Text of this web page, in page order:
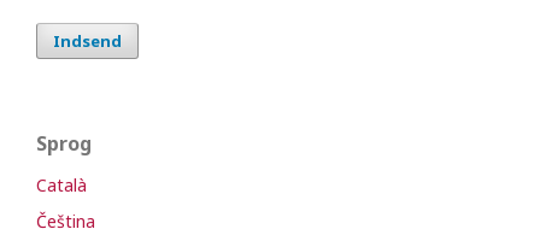
Indsend
Sprog
Català
Čeština